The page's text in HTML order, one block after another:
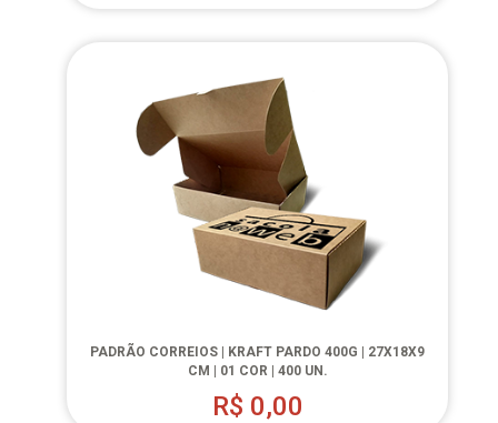
PADRÃO CORREIOS | KRAFT PARDO 400G | 27X18X9
CM | 01 COR | 400 UN.
R$ 0,00